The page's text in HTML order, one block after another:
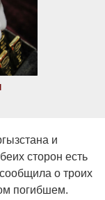
и
сторон есть
о троих
погибшем.